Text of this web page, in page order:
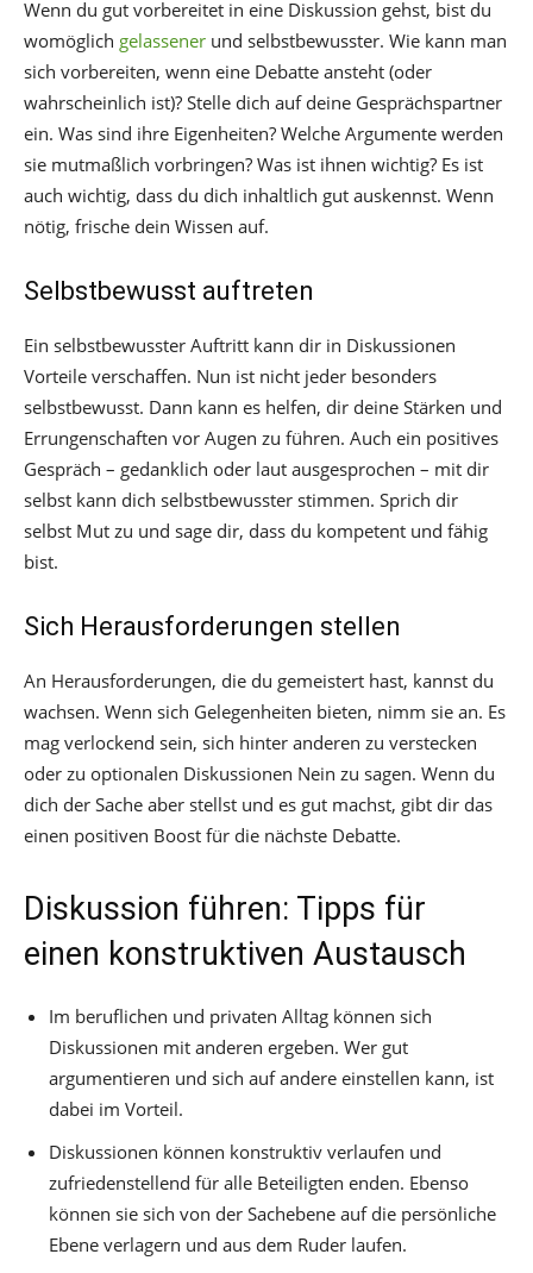
Wenn du gut vorbereitet in eine Diskussion gehst, bist du
womöglich gelassener und selbstbewusster. Wie kann man
sich vorbereiten, wenn eine Debatte ansteht (oder
wahrscheinlich ist)? Stelle dich auf deine Gesprächspartner
ein. Was sind ihre Eigenheiten? Welche Argumente werden
sie mutmaßlich vorbringen? Was ist ihnen wichtig? Es ist
auch wichtig, dass du dich inhaltlich gut auskennst. Wenn
nötig, frische dein Wissen auf.
Selbstbewusst auftreten
Ein selbstbewusster Auftritt kann dir in Diskussionen
Vorteile verschaffen. Nun ist nicht jeder besonders
selbstbewusst. Dann kann es helfen, dir deine Stärken und
Errungenschaften vor Augen zu führen. Auch ein positives
Gespräch – gedanklich oder laut ausgesprochen – mit dir
selbst kann dich selbstbewusster stimmen. Sprich dir
selbst Mut zu und sage dir, dass du kompetent und fähig
bist.
Sich Herausforderungen stellen
An Herausforderungen, die du gemeistert hast, kannst du
wachsen. Wenn sich Gelegenheiten bieten, nimm sie an. Es
mag verlockend sein, sich hinter anderen zu verstecken
oder zu optionalen Diskussionen Nein zu sagen. Wenn du
dich der Sache aber stellst und es gut machst, gibt dir das
einen positiven Boost für die nächste Debatte.
Diskussion führen: Tipps für
einen konstruktiven Austausch
Im beruflichen und privaten Alltag können sich
Diskussionen mit anderen ergeben. Wer gut
argumentieren und sich auf andere einstellen kann, ist
dabei im Vorteil.
Diskussionen können konstruktiv verlaufen und
zufriedenstellend für alle Beteiligten enden. Ebenso
können sie sich von der Sachebene auf die persönliche
Ebene verlagern und aus dem Ruder laufen.